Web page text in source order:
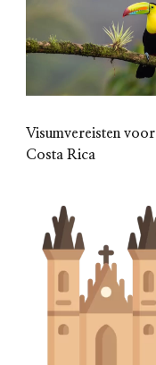
Visumvereisten voor
Costa Rica